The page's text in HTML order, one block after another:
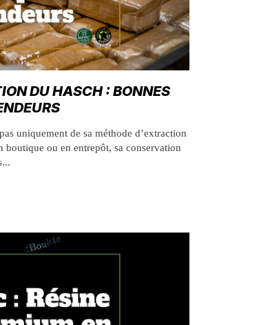
DU HASCH : BONNES
uniquement de sa méthode d’extraction
boutique ou en entrepôt, sa conservation